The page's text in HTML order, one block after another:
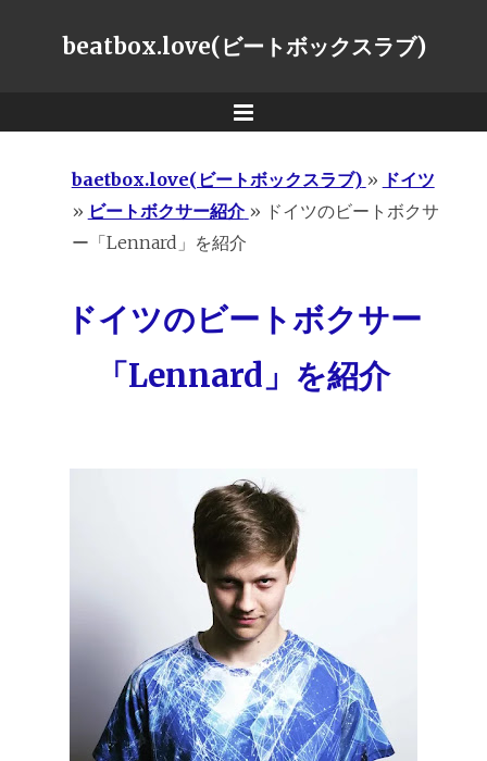
beatbox.love(ビートボックスラブ)
Menu
baetbox.love(ビートボックスラブ) » ドイツ
» ビートボクサー紹介 » ドイツのビートボクサ
ー「Lennard」を紹介
ドイツのビートボクサー
「Lennard」を紹介